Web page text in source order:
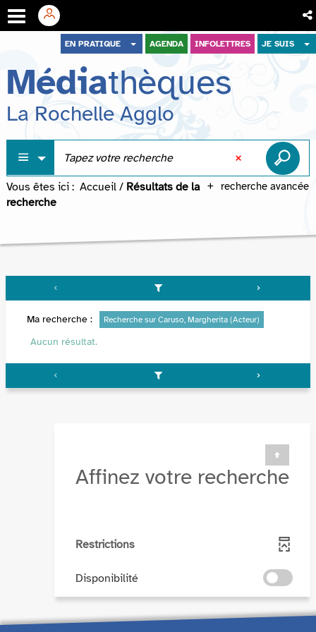
menu
contenu
recherche
EN PRATIQUE AGENDA INFOLETTRES JE SUIS
Médiathèques
La Rochelle Agglo
recherche avancée
Vous êtes ici : Accueil / Résultats de la
recherche
Ma recherche : Recherche sur Caruso, Margherita (Acteur)
Aucun résultat.
Affinez votre recherche
Restrictions
Disponibilité
-
ajouter